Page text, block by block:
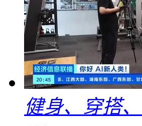
健身、穿搭